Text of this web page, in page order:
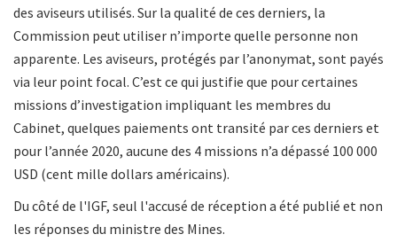
des aviseurs utilisés. Sur la qualité de ces derniers, la
Commission peut utiliser n’importe quelle personne non
apparente. Les aviseurs, protégés par l’anonymat, sont payés
via leur point focal. C’est ce qui justifie que pour certaines
missions d’investigation impliquant les membres du
Cabinet, quelques paiements ont transité par ces derniers et
pour l’année 2020, aucune des 4 missions n’a dépassé 100 000
USD (cent mille dollars américains).
Du côté de l'IGF, seul l'accusé de réception a été publié et non
les réponses du ministre des Mines.